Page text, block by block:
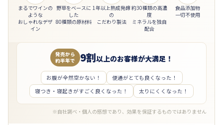
まるでワインの
ような
おしゃれなデザ
イン
野草をベースに
した
80種類の原材料
1年以上熟成発酵
の
こだわり製法
約30種類の高濃
度
ミネラルを独自
配合
食品添加物
一切不使用
発売から
約半年で
9割以上のお客様が大満足！
お腹が全然空かない！
便通がとても良くなった！
寝つき・寝起きがすごく良くなった！
太りにくくなった！
※自社調べ・個人の感想であり、効果を保証するものではありません